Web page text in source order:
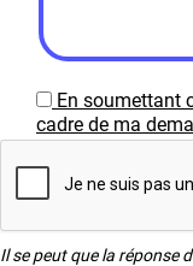
En soumettant
cadre de ma
Il se peut que la réponse